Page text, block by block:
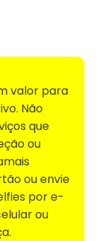
valor para
Não
que
ou
ou envie
por e-
ou